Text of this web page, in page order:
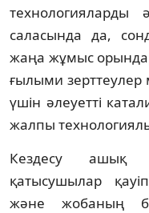
технологияларды
саласында да,
жаңа жұмыс
ғылыми
үшін әлеуетті
жалпы
Кездесу ашық
қатысушылар
және жобаның